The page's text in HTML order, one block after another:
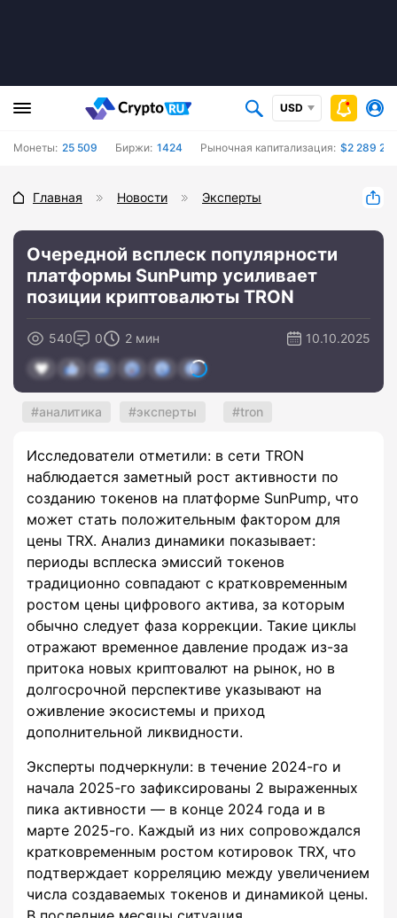
USD
Монеты: 25 509 Биржи: 1424 Рыночная капитализация: $2 289
Главная Новости Эксперты
Очередной всплеск популярности
платформы SunPump усиливает
позиции криптовалюты TRON
540 0 2 мин 10.10.2025
аналитика эксперты tron
Исследователи отметили: в сети TRON
наблюдается заметный рост активности по
созданию токенов на платформе SunPump, что
может стать положительным фактором для
цены TRX. Анализ динамики показывает:
периоды всплеска эмиссий токенов
традиционно совпадают с кратковременным
ростом цены цифрового актива, за которым
обычно следует фаза коррекции. Такие циклы
отражают временное давление продаж из-за
притока новых криптовалют на рынок, но в
долгосрочной перспективе указывают на
оживление экосистемы и приход
дополнительной ликвидности.
Эксперты подчеркнули: в течение 2024-го и
начала 2025-го зафиксированы 2 выраженных
пика активности — в конце 2024 года и в
марте 2025-го. Каждый из них сопровождался
кратковременным ростом котировок TRX, что
подтверждает корреляцию между увеличением
числа создаваемых токенов и динамикой цены.